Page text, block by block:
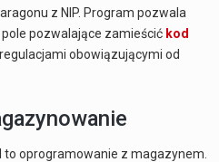
z NIP. Program pozwala
pole pozwalające zamieścić kod
obowiązującymi od
to oprogramowanie z magazynem.